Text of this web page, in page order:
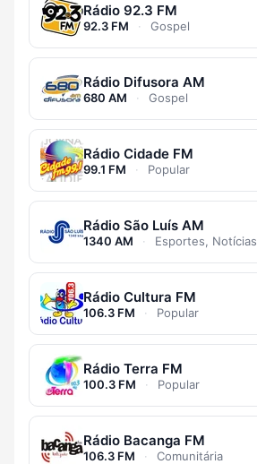
Rádio 92.3 FM
92.3 FM · Gospel
Rádio Difusora AM
680 AM · Gospel
Rádio Cidade FM
99.1 FM · Popular
Rádio São Luís AM
1340 AM · Esportes, Notícias
Rádio Cultura FM
106.3 FM · Popular
Rádio Terra FM
100.3 FM · Popular
Rádio Bacanga FM
106.3 FM · Comunitária